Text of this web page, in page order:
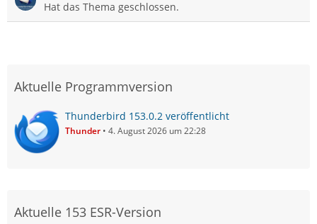
Hat das Thema geschlossen.
Aktuelle Programmversion
Thunderbird 153.0.2 veröffentlicht
Thunder 4. August 2026 um 22:28
Aktuelle 153 ESR-Version